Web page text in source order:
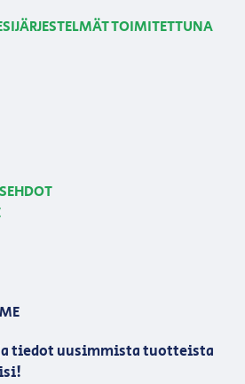
TOIMITETTUNA
tiedot uusimmista tuotteista